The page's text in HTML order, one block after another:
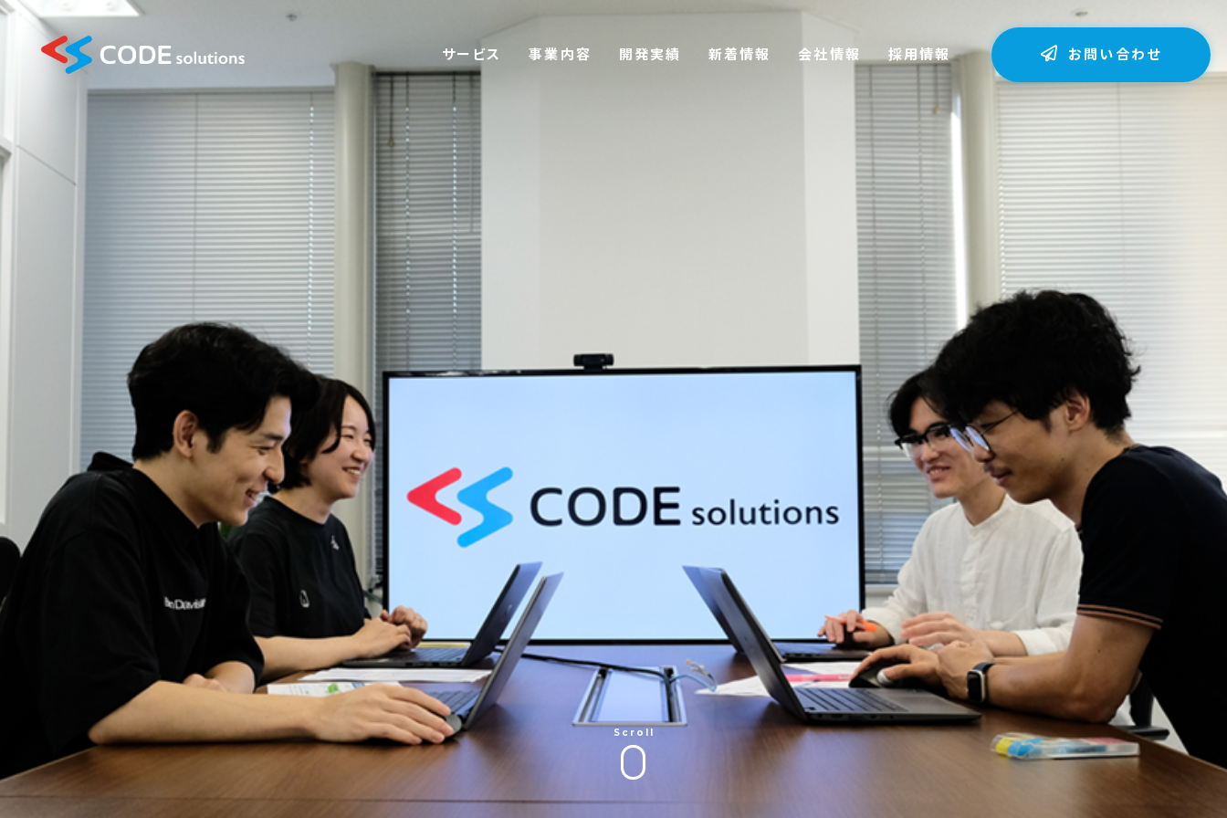
サービス
Service
サービス
会員システムクラウドサービス
NFメンバーシップ
NFバックオフィス
乗合保険代理店向け手数料計算システム
サクッと明細
事業内容 開発実績 新着情報 会社情報
Company
会社情報 企業理念 会社概要
採用情報
Recruit
採用情報 社員インタビュー 募集要項（新卒）
募集要項（中途）
お問い合わせ
Scroll